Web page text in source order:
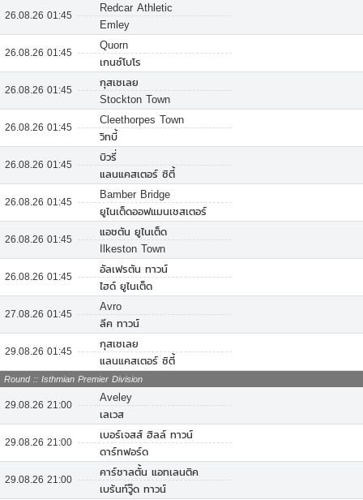
26.08.26 01:45
Redcar Athletic
Emley
26.08.26 01:45
Quorn
เกนซ์โบโร
26.08.26 01:45
กุสเซเลย
Stockton Town
26.08.26 01:45
Cleethorpes Town
วิทบี้
26.08.26 01:45
บิวรี่
แลนแคสเตอร์ ซิตี้
26.08.26 01:45
Bamber Bridge
ยูไนเต็ดออฟแมนเชสเตอร์
26.08.26 01:45
แอชตัน ยูไนเต็ด
Ilkeston Town
26.08.26 01:45
อัลเฟรตัน ทาวน์
ไฮด์ ยูไนเต็ด
27.08.26 01:45
Avro
ลีค ทาวน์
29.08.26 01:45
กุสเซเลย
แลนแคสเตอร์ ซิตี้
Round :: Isthmian Premier Division
29.08.26 21:00
Aveley
เลเวส
29.08.26 21:00
เบอร์เจสส์ ฮิลล์ ทาวน์
ดาร์ทฟอร์ด
29.08.26 21:00
คาร์ชาลตั้น แอทเลนติค
เบร้นท์วู๊ด ทาวน์